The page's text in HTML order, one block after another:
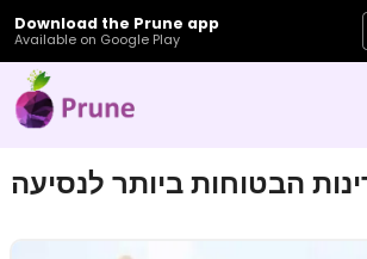
Download the Prune app
Available on Google Play